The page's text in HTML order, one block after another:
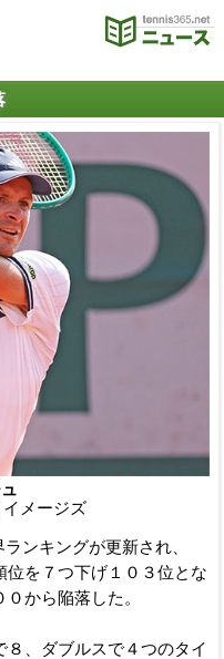
メージズ
ンキングが更新され、
位を７つ下げ１０３位とな
から陥落した。
８、ダブルスで４つのタイ